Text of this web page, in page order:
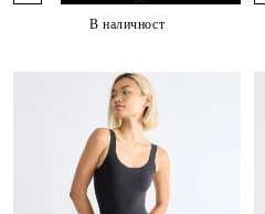
В наличност